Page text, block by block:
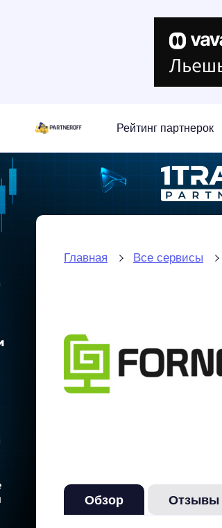
Рейтинг партнерок
Главная Все сервисы
Обзор Отзывы